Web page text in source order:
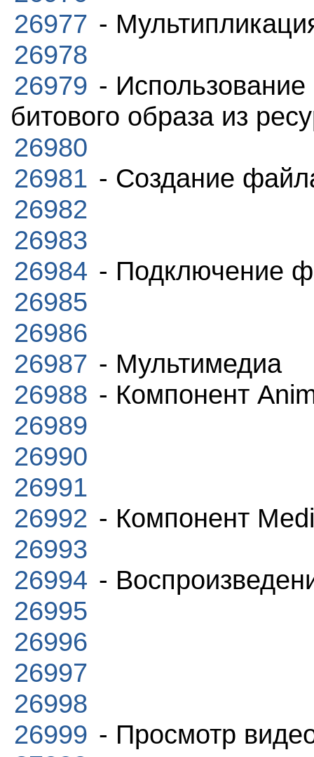
26977 -
26978
26979 - Использование
битового образа из
26980
26981 - Создание
26982
26983
26984 - Подключение
26985
26986
26987 - Мультимедиа
26988 - Компонент
26989
26990
26991
26992 - Компонент
26993
26994 -
26995
26996
26997
26998
26999 - Просмотр